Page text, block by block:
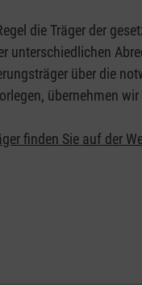
die Träger der
unterschiedlichen
über die
übernehmen
finden Sie auf der